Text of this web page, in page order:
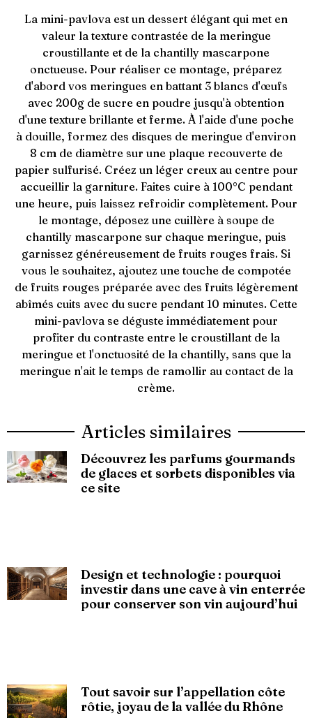
Articles similaires
Découvrez les parfums gourmands
de glaces et sorbets disponibles via
ce site
Design et technologie : pourquoi
investir dans une cave à vin enterrée
pour conserver son vin aujourd’hui
Tout savoir sur l’appellation côte
rôtie, joyau de la vallée du Rhône
La mini-pavlova est un dessert élégant qui met en
valeur la texture contrastée de la meringue
croustillante et de la chantilly mascarpone
onctueuse. Pour réaliser ce montage, préparez
d'abord vos meringues en battant 3 blancs d'œufs
avec 200g de sucre en poudre jusqu'à obtention
d'une texture brillante et ferme. À l'aide d'une poche
à douille, formez des disques de meringue d'environ
8 cm de diamètre sur une plaque recouverte de
papier sulfurisé. Créez un léger creux au centre pour
accueillir la garniture. Faites cuire à 100°C pendant
une heure, puis laissez refroidir complètement. Pour
le montage, déposez une cuillère à soupe de
chantilly mascarpone sur chaque meringue, puis
garnissez généreusement de fruits rouges frais. Si
vous le souhaitez, ajoutez une touche de compotée
de fruits rouges préparée avec des fruits légèrement
abîmés cuits avec du sucre pendant 10 minutes. Cette
mini-pavlova se déguste immédiatement pour
profiter du contraste entre le croustillant de la
meringue et l'onctuosité de la chantilly, sans que la
meringue n'ait le temps de ramollir au contact de la
crème.